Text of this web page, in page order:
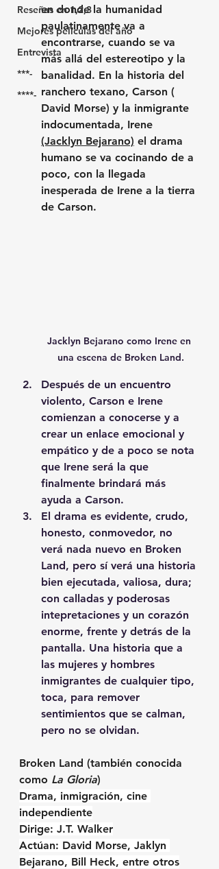
Reseñas en 1,2,3
Mejores películas del año
Entrevista
***-
****-
en donde la humanidad
paulatinamente va a
encontrarse, cuando se va
más allá del estereotipo y la
banalidad. En la historia del
ranchero texano, Carson (
David Morse) y la inmigrante
indocumentada, Irene
(Jacklyn Bejarano) el drama
humano se va cocinando de a
poco, con la llegada
inesperada de Irene a la tierra
de Carson.
Jacklyn Bejarano como Irene en
una escena de Broken Land.
Después de un encuentro
violento, Carson e Irene
comienzan a conocerse y a
crear un enlace emocional y
empático y de a poco se nota
que Irene será la que
finalmente brindará más
ayuda a Carson.
El drama es evidente, crudo,
honesto, conmovedor, no
verá nada nuevo en Broken
Land, pero sí verá una historia
bien ejecutada, valiosa, dura;
con calladas y poderosas
intepretaciones y un corazón
enorme, frente y detrás de la
pantalla. Una historia que a
las mujeres y hombres
inmigrantes de cualquier tipo,
toca, para remover
sentimientos que se calman,
pero no se olvidan.
Broken Land (también conocida
como La Gloria)
Drama, inmigración, cine
independiente
Dirige: J.T. Walker
Actúan: David Morse, Jaklyn
Bejarano, Bill Heck, entre otros